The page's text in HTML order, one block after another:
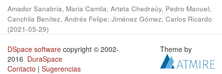
Amador Sanabria, Maria Camila; Arteta Chedraüy, Pedro Manuel;
Canchila Benítez, Andrés Felipe; Jiménez Gómez, Carlos Ricardo
(2021-05-29)
DSpace software copyright © 2002-
2016 DuraSpace
Contacto | Sugerencias
Theme by